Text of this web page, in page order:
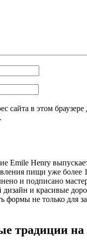
сайта в этом браузере
Emile Henry
пищи уже более
и подписано
и красивые
формы не только для
традиции